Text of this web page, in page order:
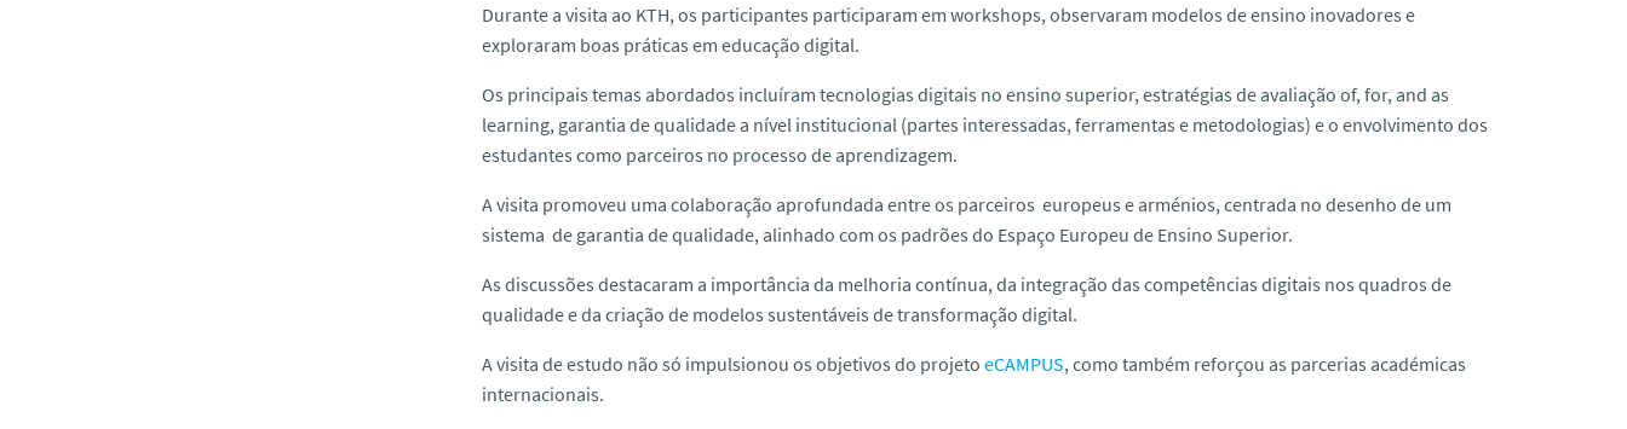
Durante a visita ao KTH, os participantes participaram em workshops, observaram modelos de ensino inovadores e
exploraram boas práticas em educação digital.
Os principais temas abordados incluíram tecnologias digitais no ensino superior, estratégias de avaliação of, for, and as
learning, garantia de qualidade a nível institucional (partes interessadas, ferramentas e metodologias) e o envolvimento dos
estudantes como parceiros no processo de aprendizagem.
A visita promoveu uma colaboração aprofundada entre os parceiros europeus e arménios, centrada no desenho de um
sistema de garantia de qualidade, alinhado com os padrões do Espaço Europeu de Ensino Superior.
As discussões destacaram a importância da melhoria contínua, da integração das competências digitais nos quadros de
qualidade e da criação de modelos sustentáveis de transformação digital.
A visita de estudo não só impulsionou os objetivos do projeto eCAMPUS, como também reforçou as parcerias académicas
internacionais.